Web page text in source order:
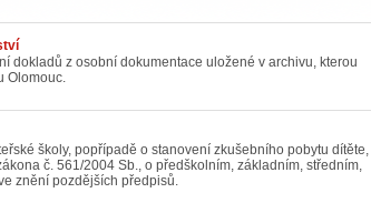
dokladů z osobní dokumentace uložené v archivu, kterou
Olomouc.
školy, popřípadě o stanovení zkušebního pobytu dítěte,
č. 561/2004 Sb., o předškolním, základním, středním,
znění pozdějších předpisů.